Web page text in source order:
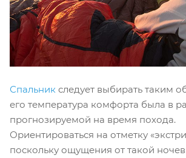
Спальник следует выбирать таким
его температура комфорта была в
прогнозируемой на время похода.
Ориентироваться на отметку
поскольку ощущения от такой